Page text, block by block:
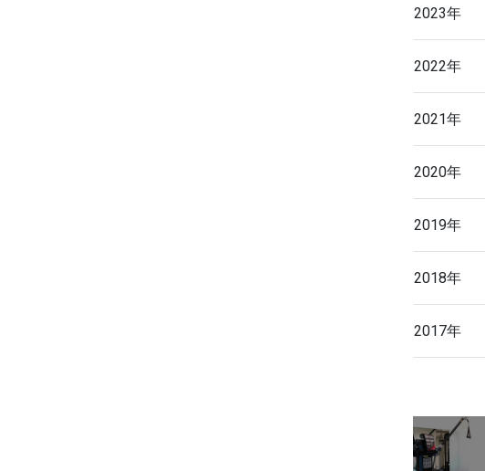
2023年
2022年
2021年
2020年
2019年
2018年
2017年